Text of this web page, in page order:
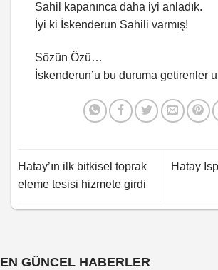
Sahil kapanınca daha iyi anladık.
İyi ki İskenderun Sahili varmış!
Sözün Özü…
İskenderun’u bu duruma getirenler
Hatay’ın ilk bitkisel toprak
eleme tesisi hizmete girdi
Hatay
EN GÜNCEL HABERLER